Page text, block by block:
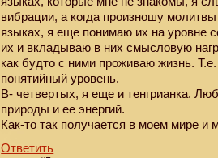
вибрации, а когда произношу
языках, я еще понимаю их на уровне
их и вкладываю в них смысловую
как будто с ними проживаю жизнь.
понятийный уровень.
В- четвертых, я еще и тенгрианка.
природы и ее энергий.
Как-то так получается в моем мире и
Ответить